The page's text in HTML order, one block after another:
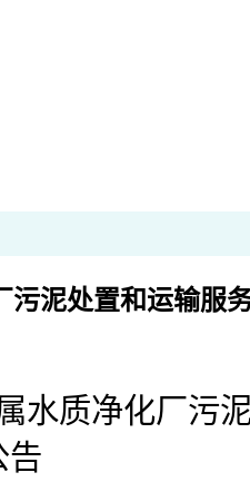
泥处置和运输服
水质净化厂污
告